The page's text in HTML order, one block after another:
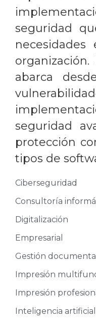
seguridad
necesidades
abarca
seguridad
protección
tipos de
Ciberseguridad
Consultoría
Digitalización
Empresarial
Gestión documental
Impresión
Impresión
Inteligencia artificial